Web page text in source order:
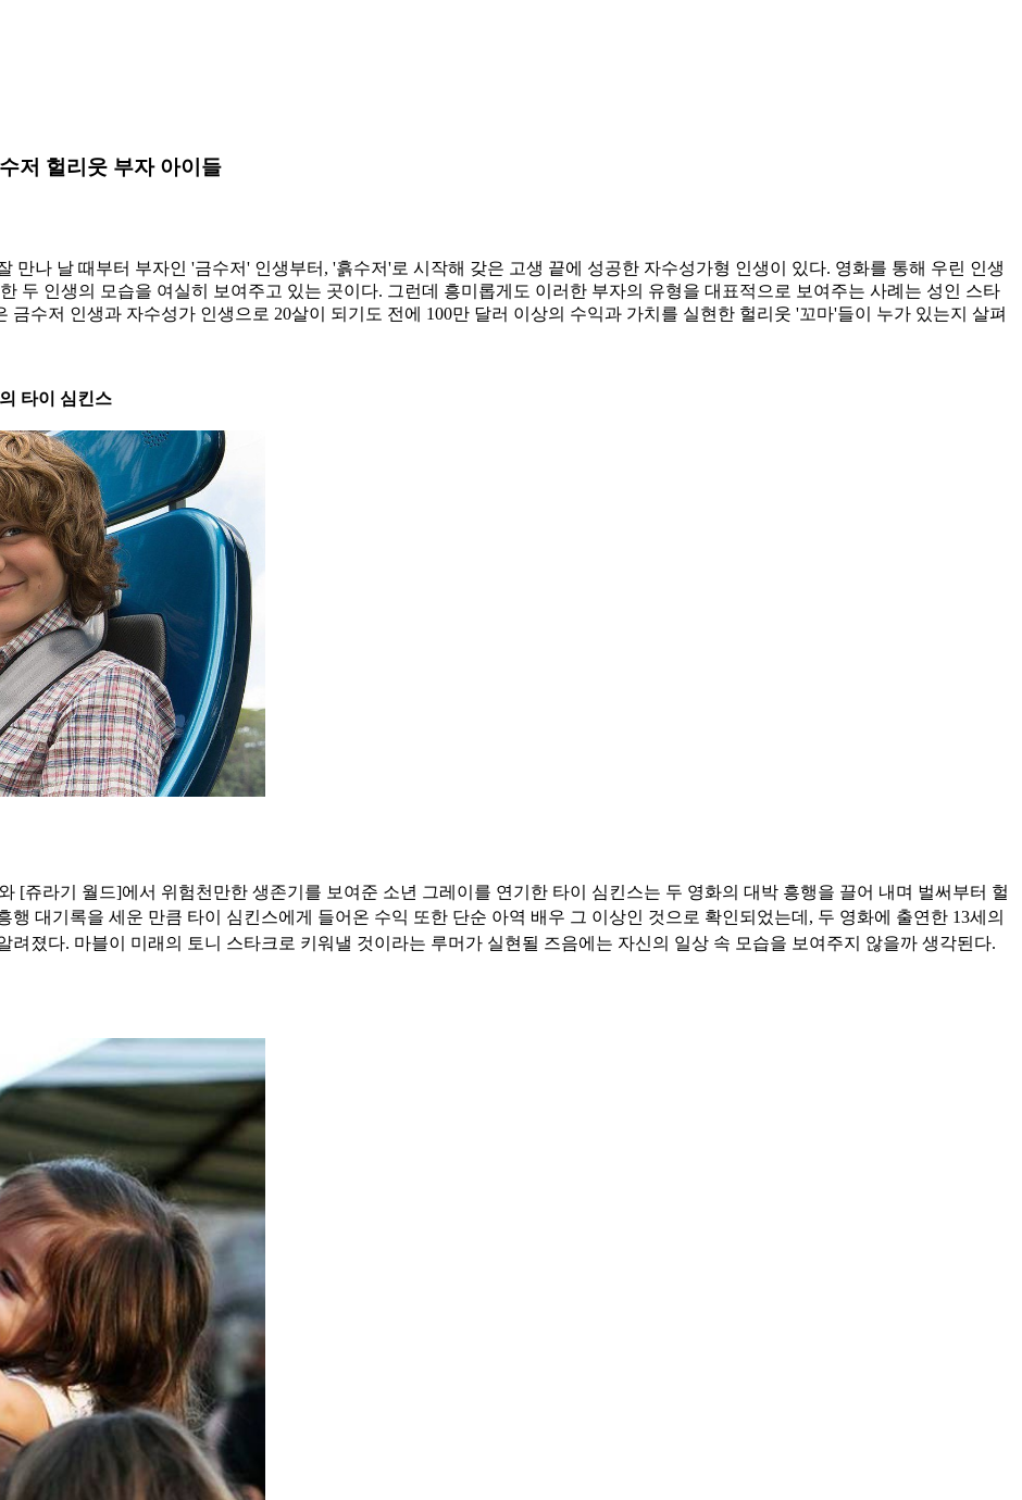
저 헐리웃 부자 아이들
만나 날 때부터 부자인 '금수저' 인생부터, '흙수저'로 시작해 갖은 고생 끝에 성공한 자수성가형 인생이 있다. 영화를 통해 우린 인생
두 인생의 모습을 여실히 보여주고 있는 곳이다. 그런데 흥미롭게도 이러한 부자의 유형을 대표적으로 보여주는 사례는 성인 스타
수저 인생과 자수성가 인생으로 20살이 되기도 전에 100만 달러 이상의 수익과 가치를 실현한 헐리웃 '꼬마'들이 누가 있는지 살펴
타이 심킨스
[쥬라기 월드]에서 위험천만한 생존기를 보여준 소년 그레이를 연기한 타이 심킨스는 두 영화의 대박 흥행을 끌어 내며 벌써부터 헐
행 대기록을 세운 만큼 타이 심킨스에게 들어온 수익 또한 단순 아역 배우 그 이상인 것으로 확인되었는데, 두 영화에 출연한 13세의
려졌다. 마블이 미래의 토니 스타크로 키워낼 것이라는 루머가 실현될 즈음에는 자신의 일상 속 모습을 보여주지 않을까 생각된다.